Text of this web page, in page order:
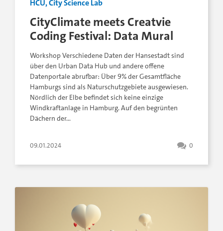
HCU, City Science Lab
CityClimate meets Creatvie
Coding Festival: Data Mural
Workshop Verschiedene Daten der Hansestadt sind
über den Urban Data Hub und andere offene
Datenportale abrufbar: Über 9% der Gesamtfläche
Hamburgs sind als Naturschutzgebiete ausgewiesen.
Nördlich der Elbe befindet sich keine einzige
Windkraftanlage in Hamburg. Auf den begrünten
Dächern der…
09.01.2024 0